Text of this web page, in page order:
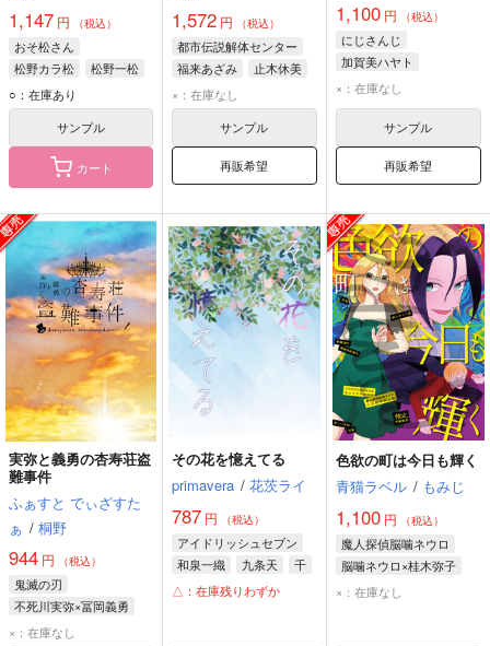
1,147 円 （税込）
おそ松さん
松野カラ松
松野一松
○：在庫あり
サンプル
カート
1,572 円 （税込）
都市伝説解体センター
福来あざみ
止木休美
ガイド
×：在庫なし
サンプル
再販希望
1,100円 （税込）
にじさんじ
加賀美ハヤト
剣持刀也
×：在庫なし
サンプル
再販希望
実弥と義勇の杏寿荘盗
難事件
ふぁすと でぃざすた
ぁ / 桐野
944 円 （税込）
鬼滅の刃
不死川実弥×冨岡義勇
不死川実弥
×：在庫なし
その花を憶えてる
primavera / 花茨ライ
787 円 （税込）
アイドリッシュセブン
和泉一織
九条天
千
△：在庫残りわずか
色欲の町は今日も輝く
青猫ラベル / もみじ
1,100円 （税込）
魔人探偵脳噛ネウロ
脳噛ネウロ×桂木弥子
脳噛ネウロ
×：在庫なし